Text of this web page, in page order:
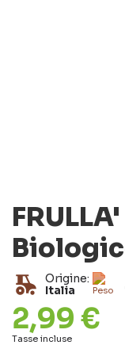
Origine:
Italia
2,99 €
Tasse incluse